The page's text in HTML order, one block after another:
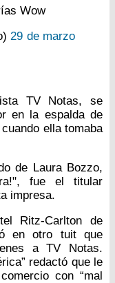
Wow
29 de marzo
TV Notas, se
en la espalda de
ella tomaba
de Laura Bozzo,
fue el titular
impresa.
Ritz-Carlton de
en otro tuit que
a TV Notas.
redactó que le
con “mal